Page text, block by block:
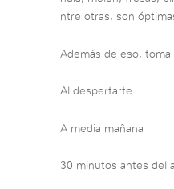
ntre otras, son
Además de eso, toma
Al despertarte
A media mañana
30 minutos antes del